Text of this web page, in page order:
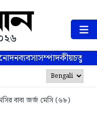
ব্যবসাসম্পাদকীয়
বাবা জর্জ মেসি (৬৮)